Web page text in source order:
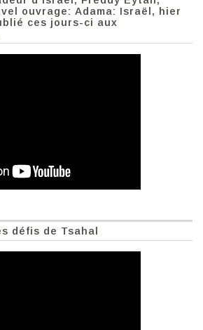
ouvrage: Adama: Israël, hier
ces jours-ci aux
défis de Tsahal